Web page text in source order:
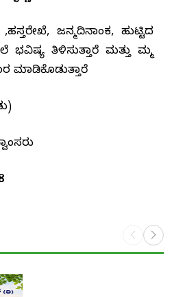
ಜನ್ಮದಿನಾಂಕ, ಹುಟ್ಟಿದ
ತಿಳಿಸುತ್ತಾರೆ ಮತ್ತು ನಿಮ್ಮ
ಮಾಡಿಕೊಡುತ್ತಾರೆ